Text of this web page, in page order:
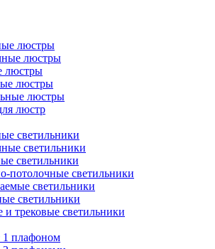
люстры
люстры
люстры
люстры
люстры
люстр
светильники
светильники
светильники
потолочные светильники
светильники
светильники
трековые светильники
плафоном